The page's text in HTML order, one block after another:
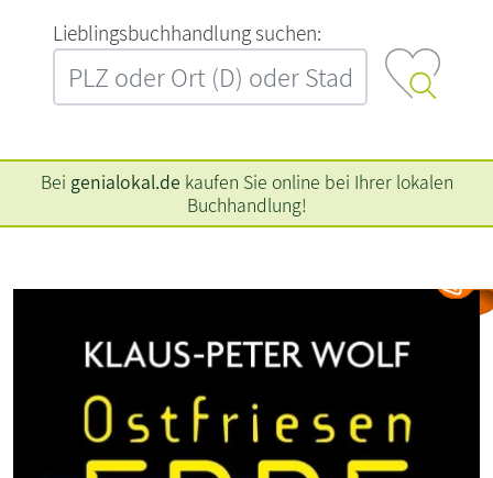
L‍i‍e‍b‍l‍i‍n‍g‍s‍b‍u‍c‍h‍h‍a‍n‍d‍l‍u‍n‍g‍ ‍s‍u‍c‍h‍e‍n‍:‍
Bei genialokal.de kaufen Sie online bei Ihrer lokalen
Buchhandlung!